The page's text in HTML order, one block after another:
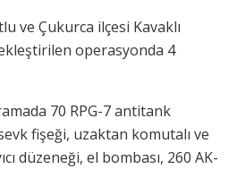
ve Çukurca ilçesi Kavaklı
operasyonda 4
70 RPG-7 antitank
fişeği, uzaktan komutalı ve
düzeneği, el bombası, 260 AK-